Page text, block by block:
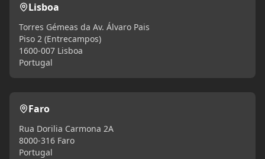
Lisboa
Torres Gémeas da Av. Álvaro Pais
Piso 2 (Entrecampos)
1600-007 Lisboa
Portugal
Faro
Rua Dorilia Carmona 2A
8000-316 Faro
Portugal